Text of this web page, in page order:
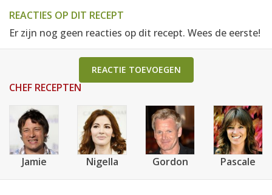
REACTIES OP DIT RECEPT
Er zijn nog geen reacties op dit recept. Wees de eerste!
REACTIE TOEVOEGEN
CHEF RECEPTEN
Jamie Nigella Gordon Pascale